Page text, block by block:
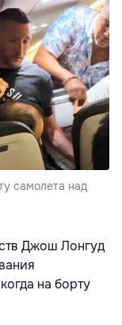
самолета над
Джош Лонгуд
на борту